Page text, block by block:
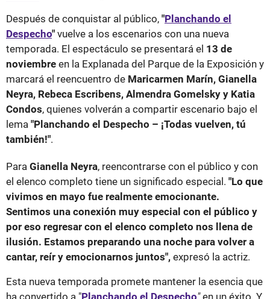
Después de conquistar al público, "Planchando el
Despecho" vuelve a los escenarios con una nueva
temporada. El espectáculo se presentará el 13 de
noviembre en la Explanada del Parque de la Exposición y
marcará el reencuentro de Maricarmen Marín, Gianella
Neyra, Rebeca Escribens, Almendra Gomelsky y Katia
Condos, quienes volverán a compartir escenario bajo el
lema "Planchando el Despecho – ¡Todas vuelven, tú
también!".
Para Gianella Neyra, reencontrarse con el público y con
el elenco completo tiene un significado especial. "Lo que
vivimos en mayo fue realmente emocionante.
Sentimos una conexión muy especial con el público y
por eso regresar con el elenco completo nos llena de
ilusión. Estamos preparando una noche para volver a
cantar, reír y emocionarnos juntos", expresó la actriz.
Esta nueva temporada promete mantener la esencia que
ha convertido a "Planchando el Despecho"en un éxito. Y